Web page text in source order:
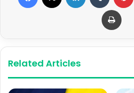
Print
Related Articles